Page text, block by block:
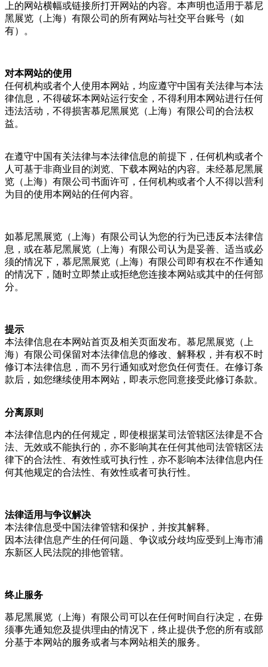
上的网站横幅或链接所打开网站的内容。本声明也适用于慕尼
黑展览（上海）有限公司的所有网站与社交平台账号（如
有）。
对本网站的使用
任何机构或者个人使用本网站，均应遵守中国有关法律与本法
律信息，不得破坏本网站运行安全，不得利用本网站进行任何
违法活动，不得损害慕尼黑展览（上海）有限公司的合法权
益。
在遵守中国有关法律与本法律信息的前提下，任何机构或者个
人可基于非商业目的浏览、下载本网站的内容。未经慕尼黑展
览（上海）有限公司书面许可，任何机构或者个人不得以营利
为目的使用本网站的任何内容。
如慕尼黑展览（上海）有限公司认为您的行为已违反本法律信
息，或在慕尼黑展览（上海）有限公司认为是妥善、适当或必
须的情况下，慕尼黑展览（上海）有限公司即有权在不作通知
的情况下，随时立即禁止或拒绝您连接本网站或其中的任何部
分。
提示
本法律信息在本网站首页及相关页面发布。慕尼黑展览（上
海）有限公司保留对本法律信息的修改、解释权，并有权不时
修订本法律信息，而不另行通知或对您负任何责任。在修订条
款后，如您继续使用本网站，即表示您同意接受此修订条款。
分离原则
本法律信息内的任何规定，即使根据某司法管辖区法律是不合
法、无效或不能执行的，亦不影响其在任何其他司法管辖区法
律下的合法性、有效性或可执行性，亦不影响本法律信息内任
何其他规定的合法性、有效性或者可执行性。
法律适用与争议解决
本法律信息受中国法律管辖和保护，并按其解释。
因本法律信息产生的任何问题、争议或分歧均应受到上海市浦
东新区人民法院的排他管辖。
终止服务
慕尼黑展览（上海）有限公司可以在任何时间自行决定，在毋
须事先通知您及提供理由的情况下，终止提供予您的所有或部
分基于本网站的服务或者与本网站相关的服务。